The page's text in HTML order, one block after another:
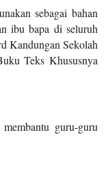
sebagai bahan
ibu bapa di seluruh
Kandungan Sekolah
Teks Khususnya
guru-guru